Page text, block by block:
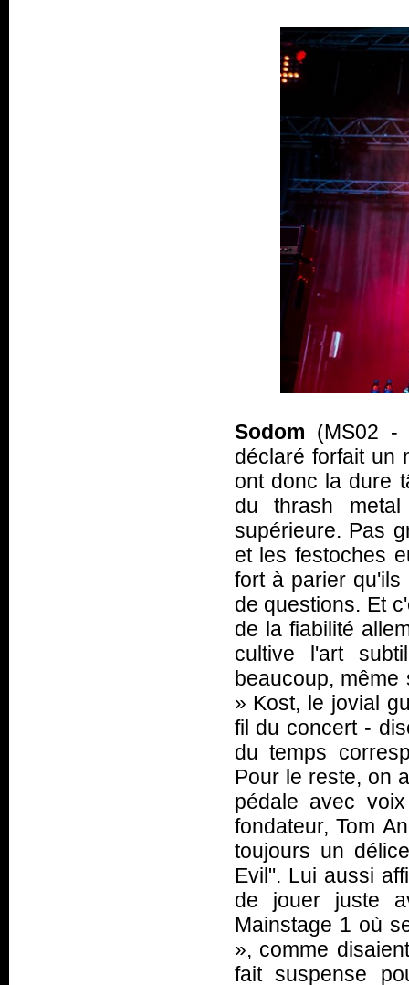
Sodom (MS02 -
déclaré forfait un
ont donc la dure
du thrash
supérieure. Pas
et les festoches
fort à parier
de questions. Et
de la fiabilité
cultive l'art
beaucoup,
» Kost, le jovial
fil du concert -
du temps
Pour le reste, on
pédale avec
fondateur, Tom
toujours un
Evil". Lui aussi
de jouer juste
Mainstage 1 où
», comme
fait suspense